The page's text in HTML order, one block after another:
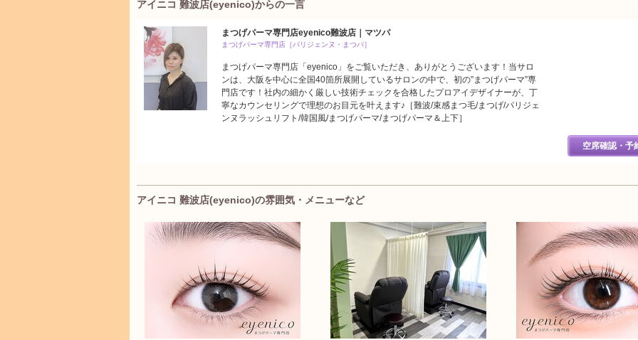
アイニコ 難波店(eyenico)からの一言
まつげパーマ専門店eyenico難波店｜マツパ
まつげパーマ専門店［パリジェンヌ・まつパ］
まつげパーマ専門店「eyenico」をご覧いただき、ありがとうございます！当サロ
ンは、大阪を中心に全国40箇所展開しているサロンの中で、初の”まつげパーマ”専
門店です！社内の細かく厳しい技術チェックを合格したプロアイデザイナーが、丁
寧なカウンセリングで理想のお目元を叶えます♪［難波/束感まつ毛/まつげ/パリジェ
ンヌラッシュリフト/韓国風/まつげパーマ/まつげパーマ＆上下］
空席確認・予
アイニコ 難波店(eyenico)の雰囲気・メニューなど